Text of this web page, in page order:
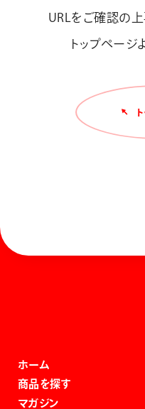
URLをご確認の上
トップページ
ホーム
商品を探す
マガジン